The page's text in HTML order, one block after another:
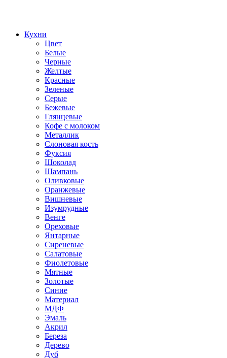
Кухни
Цвет
Белые
Черные
Желтые
Красные
Зеленые
Серые
Бежевые
Глянцевые
Кофе с молоком
Металлик
Слоновая кость
Фуксия
Шоколад
Шампань
Оливковые
Оранжевые
Вишневые
Изумрудные
Венге
Ореховые
Янтарные
Сиреневые
Салатовые
Фиолетовые
Мятные
Золотые
Синие
Материал
МДФ
Эмаль
Акрил
Береза
Дерево
Дуб